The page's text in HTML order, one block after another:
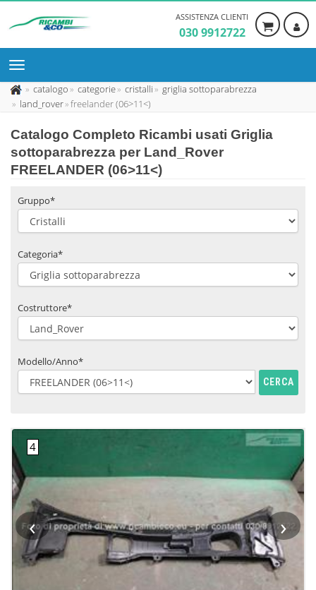
ASSISTENZA CLIENTI
030 9912722
catalogo categorie cristalli
griglia sottoparabrezza
land_rover freelander (06>11<)
Catalogo Completo Ricambi usati Griglia
sottoparabrezza per Land_Rover
FREELANDER (06>11<)
Gruppo*
Categoria*
Costruttore*
Modello/Anno*
CERCA
‹ ›